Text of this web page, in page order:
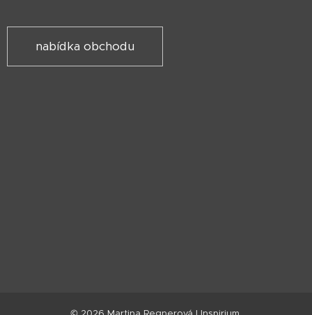
nabídka obchodu